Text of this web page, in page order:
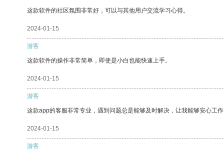
这款软件的社区氛围非常好，可以与其他用户交流学习心得。
2024-01-15
游客
这款软件的操作非常简单，即使是小白也能快速上手。
2024-01-15
游客
这款app的客服非常专业，遇到问题总是能够及时解决，让我能够安心工
2024-01-15
游客